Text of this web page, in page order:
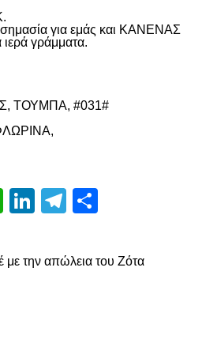
για εμάς και ΚΑΝΕΝΑΣ
γράμματα.
ΤΟΥΜΠΑ, #031#
WhatsApp
LinkedIn
Telegram
με την απώλεια του Ζότα